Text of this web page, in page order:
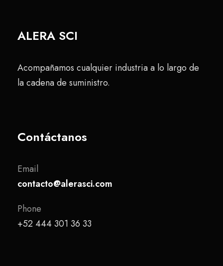
ALERA SCI
Acompañamos cualquier industria a lo largo de
la cadena de suministro.
Contáctanos
Email
contacto@alerasci.com
Phone
+52 444 301 36 33